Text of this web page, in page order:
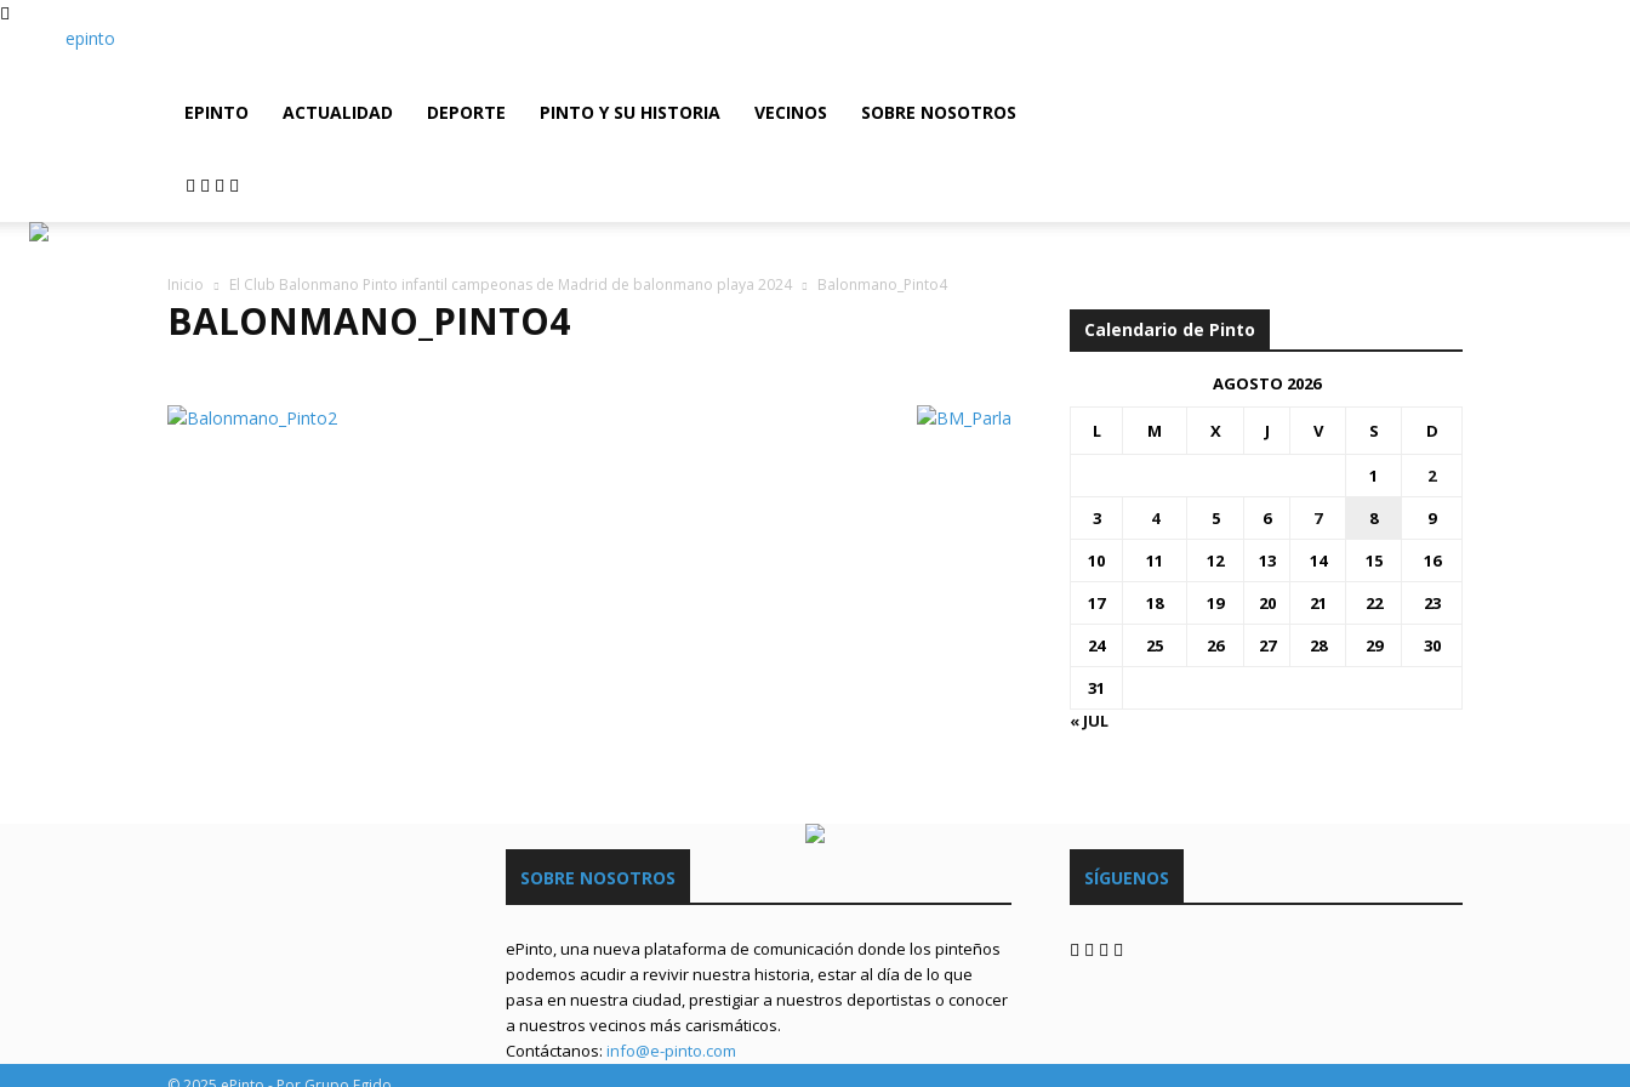
epinto
EPINTO ACTUALIDAD DEPORTE PINTO Y SU HISTORIA VECINOS SOBRE NOSOTROS
Inicio El Club Balonmano Pinto infantil campeonas de Madrid de balonmano playa 2024 Balonmano_Pinto4
BALONMANO_PINTO4 Calendario de Pinto
AGOSTO 2026
L M X J V S D
1
2
3
4 5 6 7 8
9
10
11 12 13 14 15
16
17
18 19 20 21 22
23
24
25 26 27 28 29
30
31
« JUL
SOBRE NOSOTROS
ePinto, una nueva plataforma de comunicación donde los pinteños
podemos acudir a revivir nuestra historia, estar al día de lo que
pasa en nuestra ciudad, prestigiar a nuestros deportistas o conocer
a nuestros vecinos más carismáticos.
Contáctanos: info@e-pinto.com
SÍGUENOS